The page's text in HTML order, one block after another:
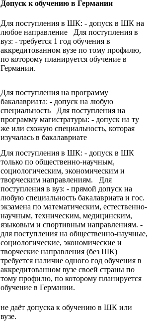
Допуск к обучению в Германии
Для поступления в ШК: - допуск в ШК на
любое направление Для поступления в
вуз: - требуется 1 год обучения в
аккредитованном вузе по тому профилю,
по которому планируется обучение в
Германии.
Для поступления на программу
бакалавриата: - допуск на любую
специальность Для поступления на
программу магистратуры: - допуск на ту
же или схожую специальность, которая
изучалась в бакалавриате
Для поступления в ШК: - допуск в ШК
только по общественно-научным,
социологическим, экономическим и
творческим направлениям. Для
поступления в вуз: - прямой допуск на
любую специальность бакалавриата и гос.
экзамена по математическим, естественно-
научным, техническим, медицинским,
языковым и спортивным направлениям. -
для поступления на общественно-научные,
социологические, экономические и
творческие направления (без ШК)
требуется наличие одного год обучения в
аккредитованном вузе своей страны по
тому профилю, по которому планируется
обучение в Германии.
не даёт допуска к обучению в ШК или
вузе.